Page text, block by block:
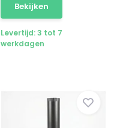
Bekijken
Levertijd: 3 tot 7
werkdagen